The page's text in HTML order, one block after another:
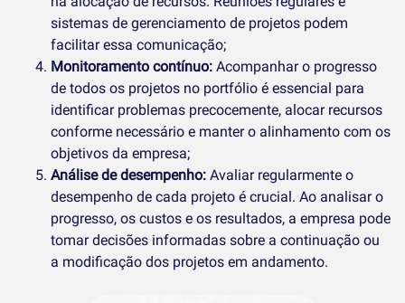
sistemas de gerenciamento de projetos podem
facilitar essa comunicação;
Monitoramento contínuo: Acompanhar o progresso
de todos os projetos no portfólio é essencial para
identificar problemas precocemente, alocar recursos
conforme necessário e manter o alinhamento com os
objetivos da empresa;
Análise de desempenho: Avaliar regularmente o
desempenho de cada projeto é crucial. Ao analisar o
progresso, os custos e os resultados, a empresa pode
tomar decisões informadas sobre a continuação ou
a modificação dos projetos em andamento.